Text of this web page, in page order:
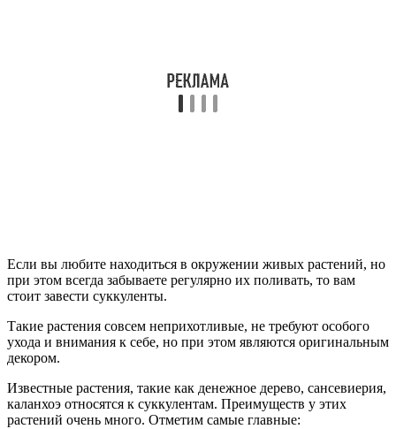
Если вы любите находиться в окружении живых растений, но
при этом всегда забываете регулярно их поливать, то вам
стоит завести суккуленты.
Такие растения совсем неприхотливые, не требуют особого
ухода и внимания к себе, но при этом являются оригинальным
декором.
Известные растения, такие как денежное дерево, сансевиерия,
каланхоэ относятся к суккулентам. Преимуществ у этих
растений очень много. Отметим самые главные: